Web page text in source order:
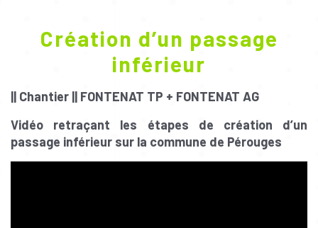
Création d’un passage
inférieur
|| Chantier || FONTENAT TP + FONTENAT AG
Vidéo retraçant les étapes de création d’un
passage inférieur sur la commune de Pérouges